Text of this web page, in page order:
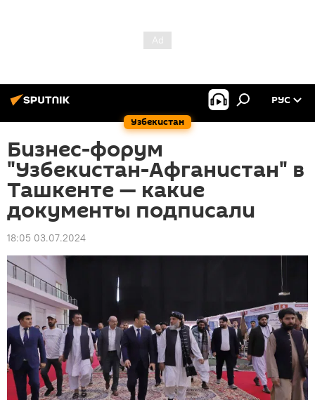
Узбекистан
РУС
Бизнес-форум
"Узбекистан-Афганистан" в
Ташкенте — какие
документы подписали
18:05 03.07.2024